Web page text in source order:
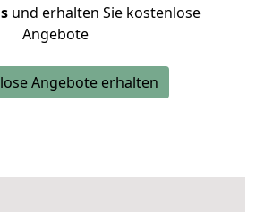
und erhalten Sie kostenlose
Angebote
Angebote erhalten